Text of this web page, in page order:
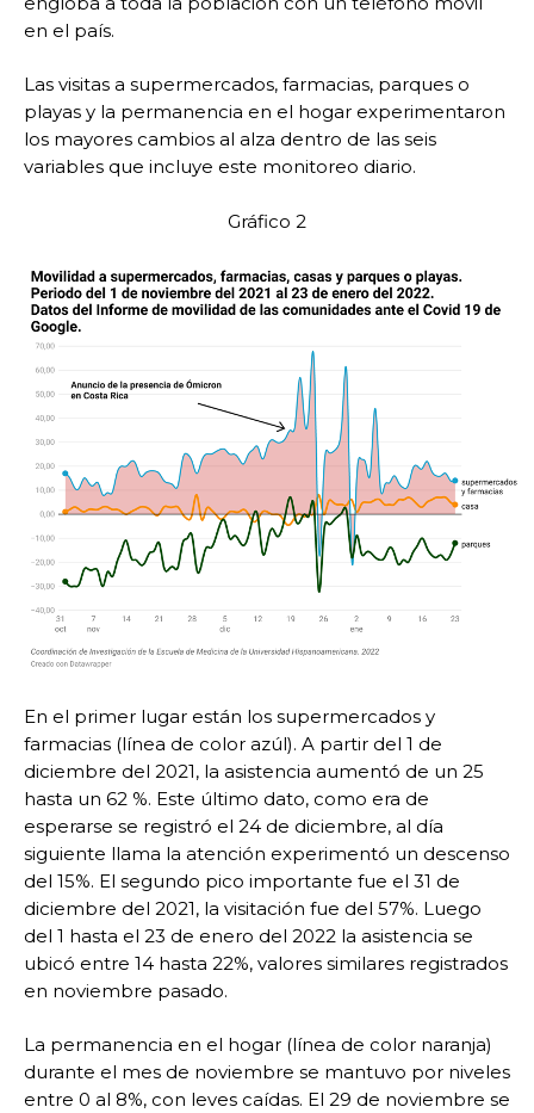
en el país.
Las visitas a supermercados, farmacias, parques o
playas y la permanencia en el hogar experimentaron
los mayores cambios al alza dentro de las seis
variables que incluye este monitoreo diario.
Gráfico 2
En el primer lugar están los supermercados y
farmacias (línea de color azúl). A partir del 1 de
diciembre del 2021, la asistencia aumentó de un 25
hasta un 62 %. Este último dato, como era de
esperarse se registró el 24 de diciembre, al día
siguiente llama la atención experimentó un descenso
del 15%. El segundo pico importante fue el 31 de
diciembre del 2021, la visitación fue del 57%. Luego
del 1 hasta el 23 de enero del 2022 la asistencia se
ubicó entre 14 hasta 22%, valores similares registrados
en noviembre pasado.
La permanencia en el hogar (línea de color naranja)
durante el mes de noviembre se mantuvo por niveles
entre 0 al 8%, con leves caídas. El 29 de noviembre se